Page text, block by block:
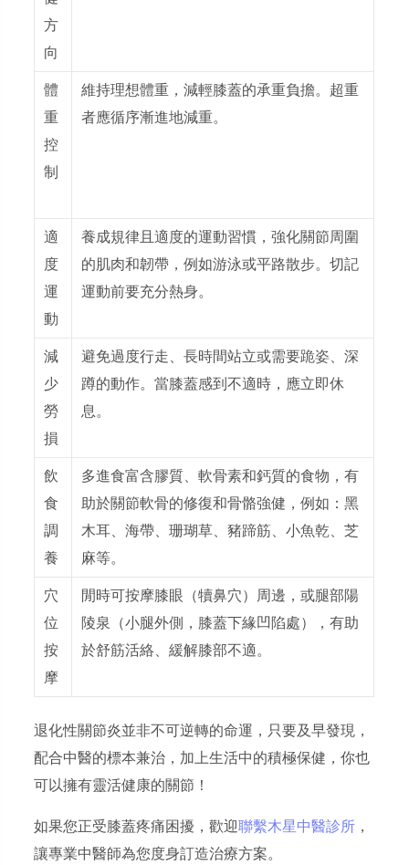
方
向
體
重
控
制
維持理想體重，減輕膝蓋的承重負擔。超重
者應循序漸進地減重。
適
度
運
動
養成規律且適度的運動習慣，強化關節周圍
的肌肉和韌帶，例如游泳或平路散步。切記
運動前要充分熱身。
減
少
勞
損
避免過度行走、長時間站立或需要跪姿、深
蹲的動作。當膝蓋感到不適時，應立即休
息。
飲
食
調
養
多進食富含膠質、軟骨素和鈣質的食物，有
助於關節軟骨的修復和骨骼強健，例如：黑
木耳、海帶、珊瑚草、豬蹄筋、小魚乾、芝
麻等。
穴
位
按
摩
閒時可按摩膝眼（犢鼻穴）周邊，或腿部陽
陵泉 （小腿外側，膝蓋下緣凹陷處），有助
於舒筋活絡、緩解膝部不適。
退化性關節炎並非不可逆轉的命運，只要及早發現，
配合中醫的標本兼治，加上生活中的積極保健，你也
可以擁有靈活健康的關節！
如果您正受膝蓋疼痛困擾，歡迎聯繫木星中醫診所 ，
讓專業中醫師為您度身訂造治療方案。